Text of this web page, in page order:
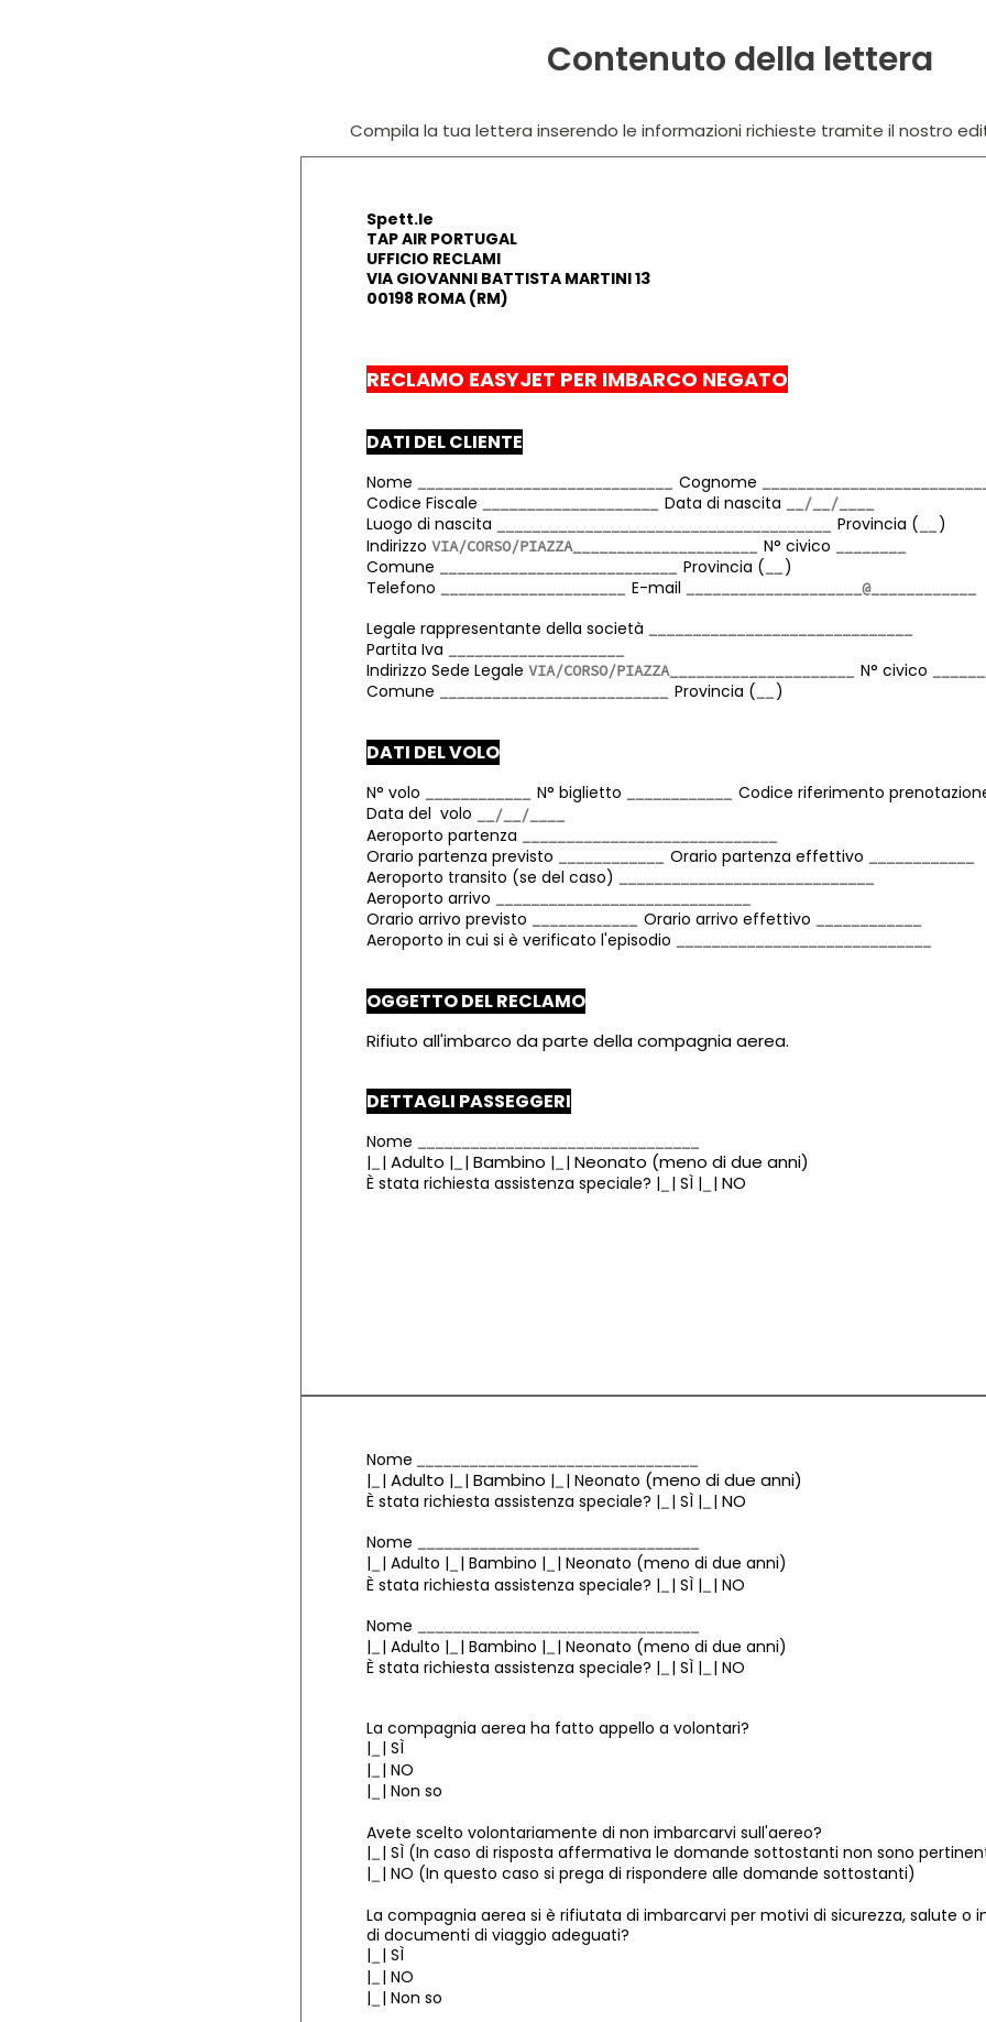
Contenuto della lettera
Compila la tua lettera inserendo le informazioni richieste tramite il nostro
Spett.le
TAP AIR PORTUGAL
UFFICIO RECLAMI
VIA GIOVANNI BATTISTA MARTINI 13
00198 ROMA (RM)
RECLAMO EASYJET PER IMBARCO NEGATO
DATI DEL CLIENTE
Nome
Cognome
Codice Fiscale
Data di nascita
Luogo di nascita
Provincia (
)
Indirizzo
N° civico
Comune
Provincia (
)
Telefono
E-mail
Legale rappresentante della società
Partita Iva
Indirizzo Sede Legale
N° civico
Comune
Provincia ( )
DATI DEL VOLO
N° volo N° biglietto
Codice riferimento
Data del volo
Aeroporto partenza
Orario partenza previsto
Orario partenza effettivo
Aeroporto transito (se del caso)
Aeroporto arrivo
Orario arrivo previsto
Orario arrivo effettivo
Aeroporto in cui si è verificato l'episodio
OGGETTO DEL RECLAMO
Rifiuto all'imbarco da parte della compagnia aerea.
DETTAGLI PASSEGGERI
Nome
| | Adulto | | Bambino | | Neonato (meno di due anni)
È stata richiesta assistenza speciale? | | SÌ | | NO
Nome
| | Adulto | | Bambino | | Neonato (meno di due anni)
È stata richiesta assistenza speciale? | | SÌ | | NO
Nome
| | Adulto | | Bambino | | Neonato (meno di due anni)
È stata richiesta assistenza speciale? | | SÌ | | NO
Nome
| | Adulto | | Bambino | | Neonato (meno di due anni)
È stata richiesta assistenza speciale? | | SÌ | | NO
La compagnia aerea ha fatto appello a volontari?
| | SÌ
| | NO
| | Non so
Avete scelto volontariamente di non imbarcarvi sull'aereo?
| | SÌ (In caso di risposta affermativa le domande sottostanti non sono
| | NO (In questo caso si prega di rispondere alle domande sottostanti)
La compagnia aerea si è rifiutata di imbarcarvi per motivi di sicurezza, salute o
di documenti di viaggio adeguati?
| | SÌ
| | NO
| | Non so